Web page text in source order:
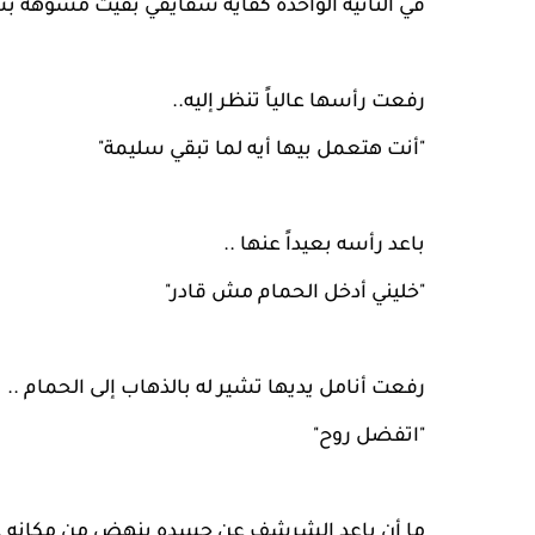
في الثانية الواحدة كفاية شفايفي بقيت مشوهة
رفعت رأسها عالياً تنظر إليه..
"أنت هتعمل بيها أيه لما تبقي سليمة"
باعد رأسه بعيداً عنها ..
"خليني أدخل الحمام مش قادر"
رفعت أنامل يديها تشير له بالذهاب إلى الحمام ..
"اتفضل روح"